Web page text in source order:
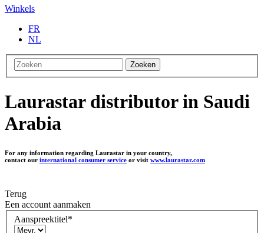
Winkels
FR
NL
Zoeken
Laurastar distributor in Saudi
Arabia
For any information regarding Laurastar in your country,
contact our international consumer service or visit www.laurastar.com
Terug
Een account aanmaken
Aanspreektitel*